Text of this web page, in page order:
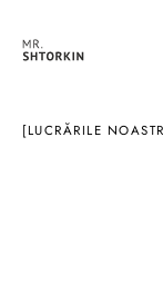
[LUCRĂRILE